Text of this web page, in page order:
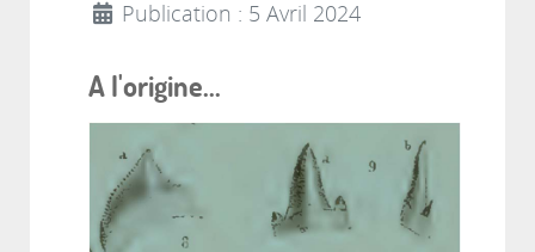
Publication : 5 Avril 2024
A l'origine...